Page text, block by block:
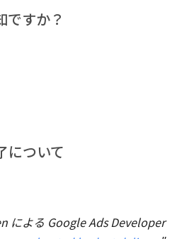
ですか？
について
による Google Ads Developer